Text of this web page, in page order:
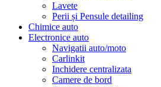
Lavete
Perii și Pensule detailing
Chimice auto
Electronice auto
Navigatii auto/moto
Carlinkit
Inchidere centralizata
Camere de bord